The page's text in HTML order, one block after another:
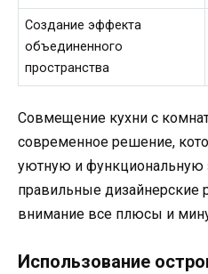
Создание эффекта
объединенного
пространства
Совмещение кухни с
современное решение,
уютную и функциональную
правильные дизайнерские
внимание все плюсы и
Использование